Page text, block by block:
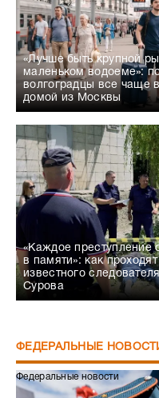
«Лучше быть крупной
маленьком водоеме»:
волгоградцы все чаще
домой из Москвы
«Каждое преступление
в памяти»: как
известного
Сурова
ФЕДЕРАЛЬНЫЕ
Федеральные новости